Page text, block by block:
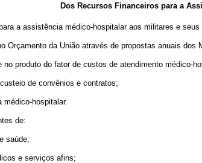
Dos Recursos Financeiros para a
a assistência médico-hospitalar aos militares e
da União através de propostas anuais dos
do fator de custos de atendimento médico-
de convênios e contratos;
hospitalar.
de:
saúde;
e serviços afins;